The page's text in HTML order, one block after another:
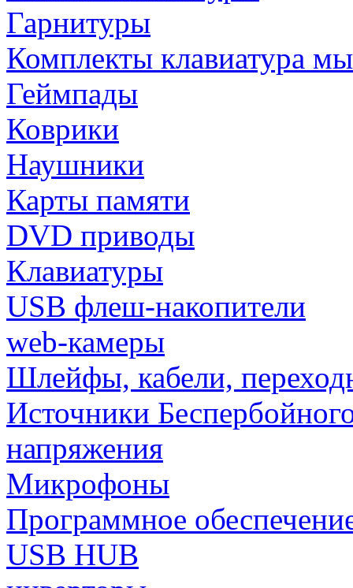
Гарнитуры
Комплекты клавиатура
Геймпады
Коврики
Наушники
Карты памяти
DVD приводы
Клавиатуры
USB флеш-накопители
web-камеры
Шлейфы, кабели,
Источники
напряжения
Микрофоны
Программное
USB HUB